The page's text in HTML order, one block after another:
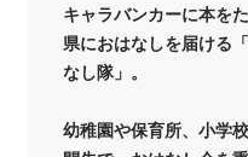
キャラバンカーに本を
県におはなしを届ける
なし隊」。
幼稚園や保育所、小学